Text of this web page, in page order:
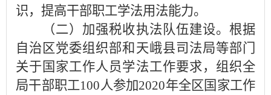
识，提高干部职工学法用法能力。
（二）加强税收执法队伍建设。根据
自治区党委组织部和天峨县司法局等部门
关于国家工作人员学法工作要求，组织全
局干部职工100人参加2020年全区国家工作